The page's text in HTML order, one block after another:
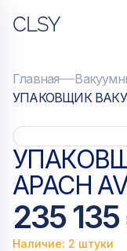
CLSY
меню
Главная
УПАКОВЩИК
APACH
235
Наличие: 2 штуки